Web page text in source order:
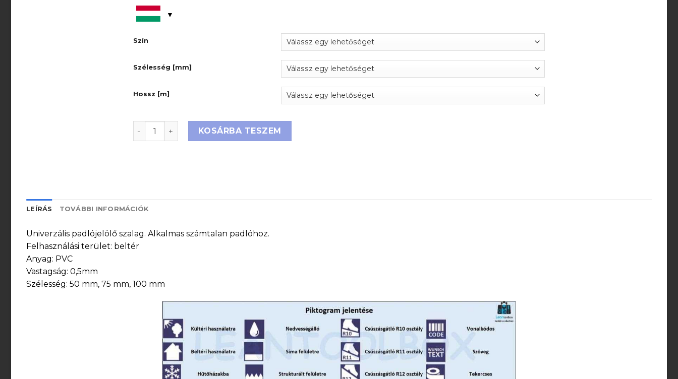
Szín
Szélesség [mm]
Hossz [m]
WT-5125 Univerzális, tartós padlójelölő szalag, PVC 0,5 mm mennyiség
KOSÁRBA TESZEM
LEÍRÁS TOVÁBBI INFORMÁCIÓK
Univerzális padlójelölő szalag. Alkalmas számtalan padlóhoz.
Felhasználási terület: beltér
Anyag: PVC
Vastagság: 0,5mm
Szélesség: 50 mm, 75 mm, 100 mm